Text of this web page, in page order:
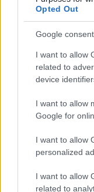
Opted Out
Google
I want to allow
related to
device
I want to allow
Google for
I want to allow
personalized
I want to allow
related to
Tελευταίες